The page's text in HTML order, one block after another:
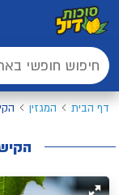
דף הבית המגזין